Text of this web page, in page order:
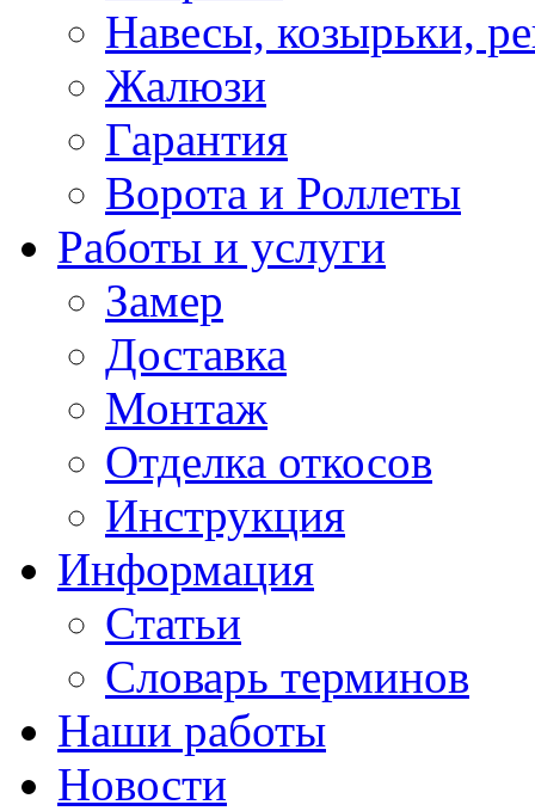
Навесы, козырьки,
Жалюзи
Гарантия
Ворота и Роллеты
Работы и услуги
Замер
Доставка
Монтаж
Отделка откосов
Инструкция
Информация
Статьи
Словарь терминов
Наши работы
Новости